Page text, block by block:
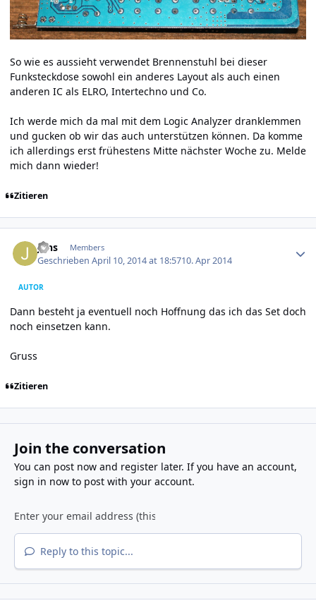
So wie es aussieht verwendet Brennenstuhl bei dieser
Funksteckdose sowohl ein anderes Layout als auch einen
anderen IC als ELRO, Intertechno und Co.
Ich werde mich da mal mit dem Logic Analyzer dranklemmen
und gucken ob wir das auch unterstützen können. Da komme
ich allerdings erst frühestens Mitte nächster Woche zu. Melde
mich dann wieder!
Zitieren
Jens Members
GeschriebenApril 10, 2014 at 18:5710. Apr 2014
AUTOR
Dann besteht ja eventuell noch Hoffnung das ich das Set doch
noch einsetzen kann.
Gruss
Zitieren
Join the conversation
You can post now and register later. If you have an account,
sign in nowto post with your account.
Reply to this topic...